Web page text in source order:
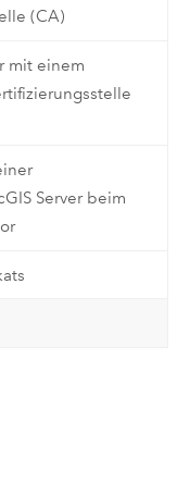
(CA)
mit einem
Server beim